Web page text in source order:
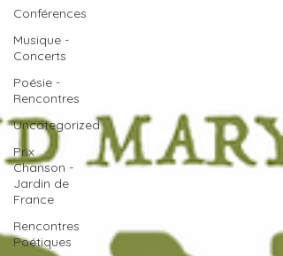
Conférences
Musique -
Concerts
Poésie -
Rencontres
Uncategorized
Prix
Chanson -
Jardin de
France
Rencontres
Poétiques